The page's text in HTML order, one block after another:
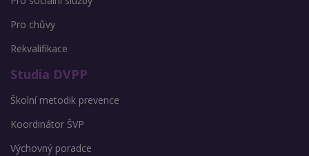
Pro chůvy
Rekvalifikace
Studia DVPP
Školní metodik prevence
Koordinátor ŠVP
Výchovný poradce